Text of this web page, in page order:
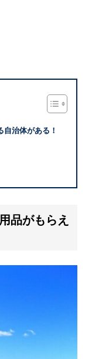
治体がある！
品がもらえ